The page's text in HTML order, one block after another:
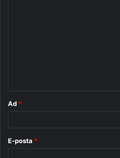
Ad *
E-posta *